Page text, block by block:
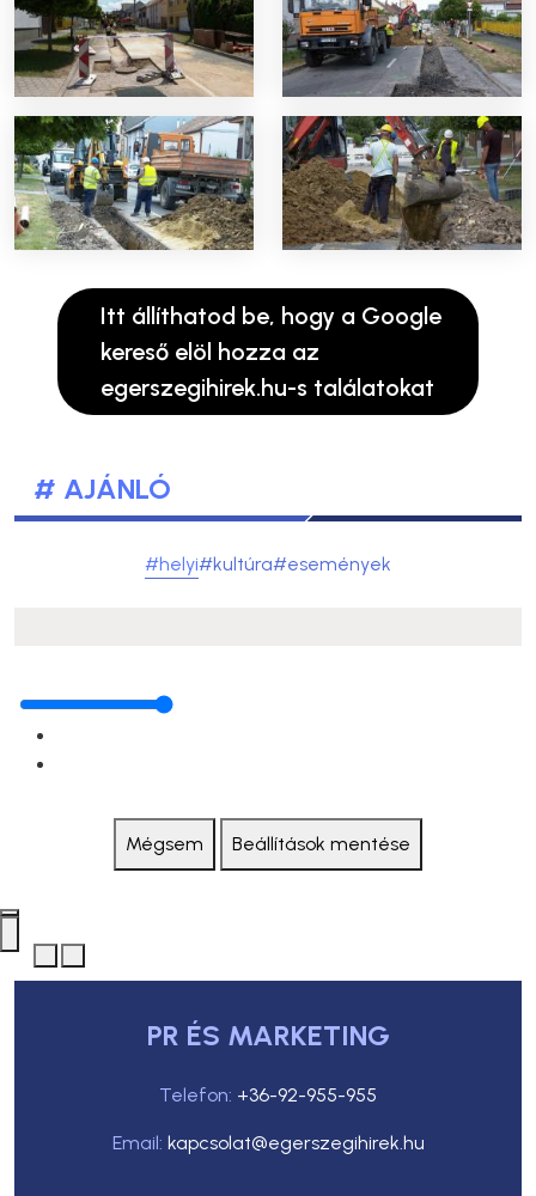
Itt állíthatod be, hogy a Google
kereső elöl hozza az
egerszegihirek.hu-s találatokat
# AJÁNLÓ
#helyi#kultúra#események
Mégsem Beállítások mentése
PR ÉS MARKETING
Telefon: +36-92-955-955
Email: kapcsolat@egerszegihirek.hu